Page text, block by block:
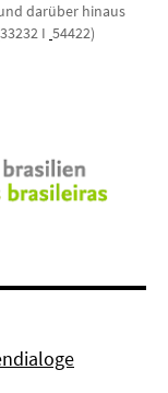
darüber hinaus
I 54422)